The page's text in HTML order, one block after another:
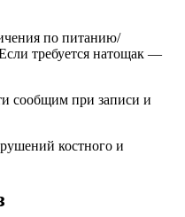
по питанию/
требуется натощак —
сообщим при записи и
костного и